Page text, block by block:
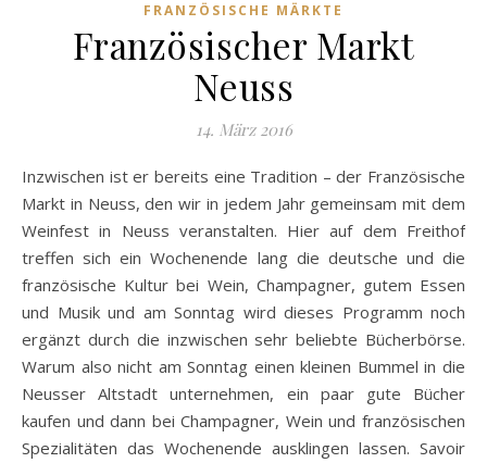
FRANZÖSISCHE MÄRKTE
Französischer Markt
Neuss
14. März 2016
Inzwischen ist er bereits eine Tradition – der Französische
Markt in Neuss, den wir in jedem Jahr gemeinsam mit dem
Weinfest in Neuss veranstalten. Hier auf dem Freithof
treffen sich ein Wochenende lang die deutsche und die
französische Kultur bei Wein, Champagner, gutem Essen
und Musik und am Sonntag wird dieses Programm noch
ergänzt durch die inzwischen sehr beliebte Bücherbörse.
Warum also nicht am Sonntag einen kleinen Bummel in die
Neusser Altstadt unternehmen, ein paar gute Bücher
kaufen und dann bei Champagner, Wein und französischen
Spezialitäten das Wochenende ausklingen lassen. Savoir